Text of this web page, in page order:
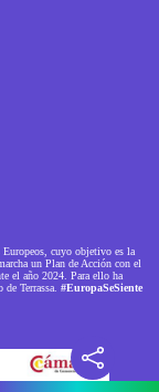
cuyo objetivo es la
un Plan de Acción con el
el año 2024. Para ello ha
Terrassa. #EuropaSeSiente